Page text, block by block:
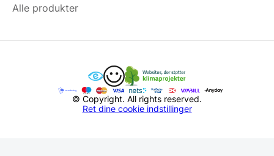
Alle produkter
© Copyright. All rights reserved.
Ret dine cookie indstillinger